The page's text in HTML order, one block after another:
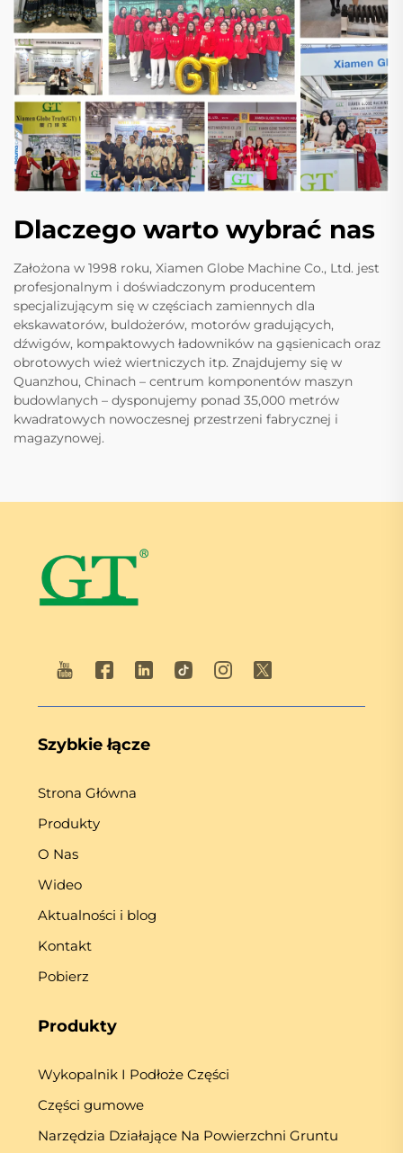
Dlaczego warto wybrać nas
Założona w 1998 roku, Xiamen Globe Machine Co., Ltd. jest
profesjonalnym i doświadczonym producentem
specjalizującym się w częściach zamiennych dla
ekskawatorów, buldożerów, motorów gradujących,
dźwigów, kompaktowych ładowników na gąsienicach oraz
obrotowych wież wiertniczych itp. Znajdujemy się w
Quanzhou, Chinach – centrum komponentów maszyn
budowlanych – dysponujemy ponad 35,000 metrów
kwadratowych nowoczesnej przestrzeni fabrycznej i
magazynowej.
Szybkie łącze
Strona Główna
Produkty
O Nas
Wideo
Aktualności i blog
Kontakt
Pobierz
Produkty
Wykopalnik I Podłoże Części
Części gumowe
Narzędzia Działające Na Powierzchni Gruntu